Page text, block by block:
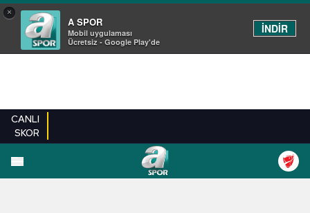
×
A SPOR
Mobil uygulaması
Ücretsiz - Google Play'de
İNDİR
CANLI
SKOR
EN YENILER